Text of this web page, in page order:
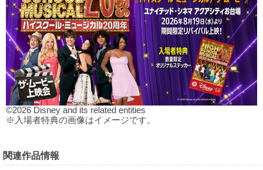
©2026 Disney and its related entities
※入場者特典の画像はイメージです。
関連作品情報